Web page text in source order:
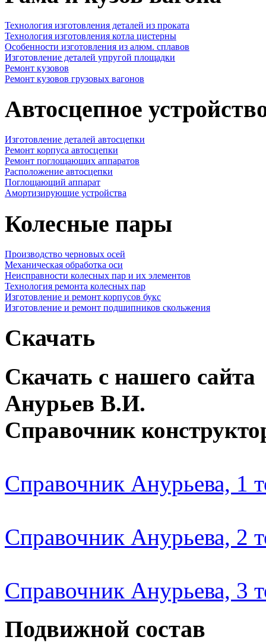
Технология изготовления деталей из проката
Технология изготовления котла цистерны
Особенности изготовления из алюм. сплавов
Изготовление деталей упругой площадки
Ремонт кузовов
Ремонт кузовов грузовых вагонов
Автосцепное
Изготовление деталей автосцепки
Ремонт корпуса автосцепки
Ремонт поглощающих аппаратов
Расположение автосцепки
Поглощающий аппарат
Амортизирующие устройства
Колесные пары
Производство черновых осей
Механическая обработка оси
Неисправности колесных пар и их элементов
Технология ремонта колесных пар
Изготовление и ремонт корпусов букс
Изготовление и ремонт подшипников скольжения
Скачать
Скачать с нашего сайта
Анурьев В.И.
Справочник
Справочник Анурьева, 1
Справочник Анурьева, 2
Справочник Анурьева, 3
Подвижной состав